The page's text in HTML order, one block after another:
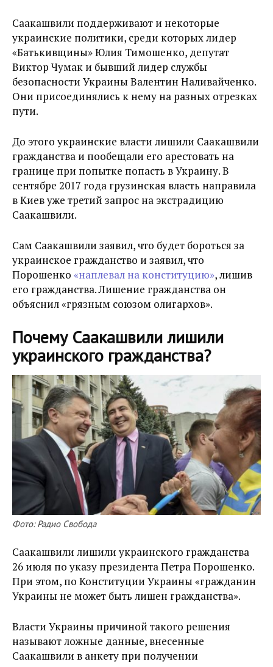
Саакашвили поддерживают и некоторые
украинские политики, среди которых лидер
«Батькивщины» Юлия Тимошенко, депутат
Виктор Чумак и бывший лидер службы
безопасности Украины Валентин Наливайченко.
Они присоединялись к нему на разных отрезках
пути.
До этого украинские власти лишили Саакашвили
гражданства и пообещали его арестовать на
границе при попытке попасть в Украину. В
сентябре 2017 года грузинская власть направила
в Киев уже третий запрос на экстрадицию
Саакашвили.
Сам Саакашвили заявил, что будет бороться за
украинское гражданство и заявил, что
Порошенко «наплевал на конституцию», лишив
его гражданства. Лишение гражданства он
объяснил «грязным союзом олигархов».
Почему Саакашвили лишили
украинского гражданства?
Фото: Радио Свобода
Саакашвили лишили украинского гражданства
26 июля по указу президента Петра Порошенко.
При этом, по Конституции Украины «гражданин
Украины не может быть лишен гражданства».
Власти Украины причиной такого решения
называют ложные данные, внесенные
Саакашвили в анкету при получении